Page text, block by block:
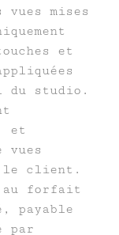
mises
et
du studio.
et
vues
le client.
au forfait
payable
par